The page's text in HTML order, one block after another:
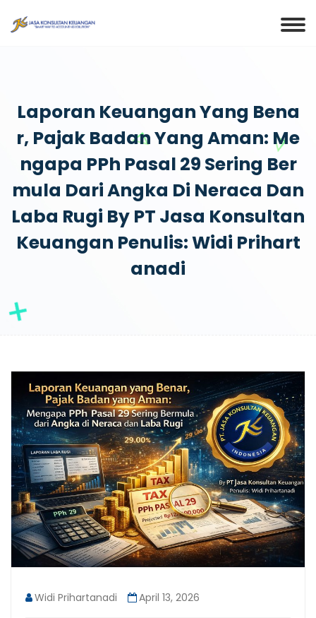
Laporan Keuangan Yang Bena
R, Pajak Badan Yang Aman: Me
Ngapa PPh Pasal 29 Sering Ber
Mula Dari Angka Di Neraca Dan
Laba Rugi By PT Jasa Konsultan
Keuangan Penulis: Widi Prihart
Anadi
Widi Prihartanadi April 13, 2026